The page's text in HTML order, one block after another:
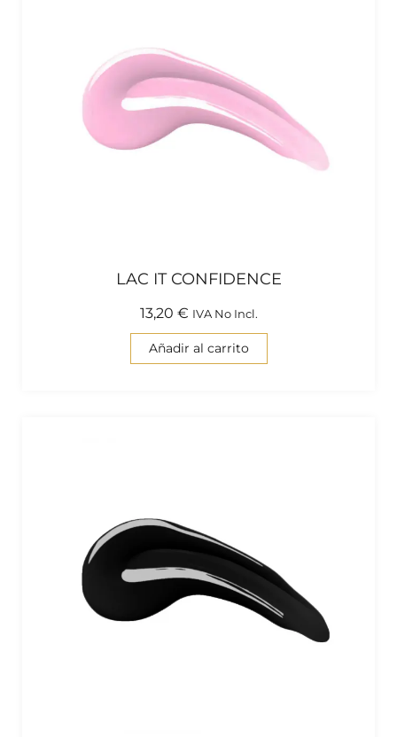
LAC IT CONFIDENCE
13,20 € IVA No Incl.
Añadir al carrito